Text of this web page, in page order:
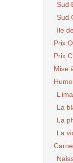
Sud
Sud
Ile
Prix
Prix
Mise
La
La
La